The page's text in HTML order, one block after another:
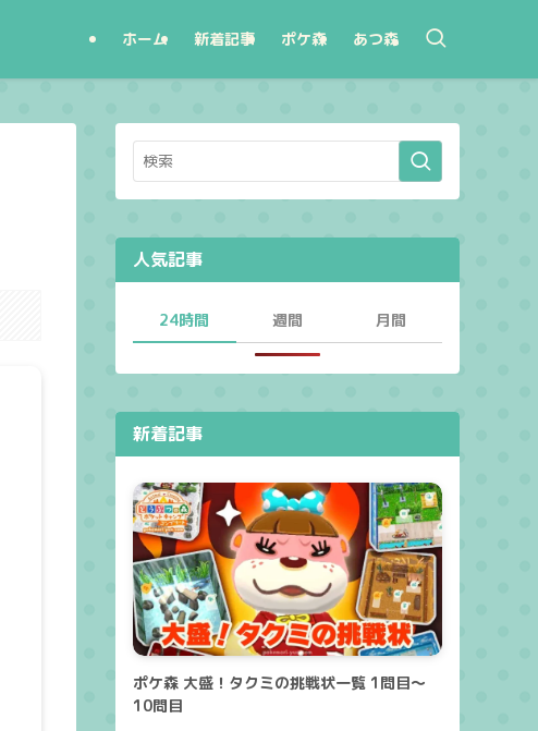
ホーム 新着記事 ポケ森 あつ森
人気記事
24時間 週間 月間
新着記事
ポケ森 大盛！タクミの挑戦状一覧 1問目～
10問目